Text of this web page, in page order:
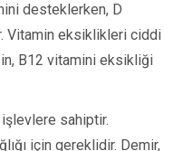
desteklerken, D
Vitamin eksiklikleri ciddi
B12 vitamini eksikliği
sahiptir.
için gereklidir. Demir,